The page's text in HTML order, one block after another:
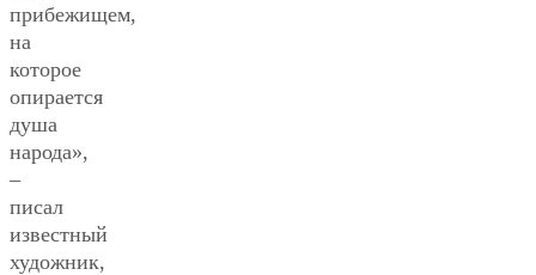
прибежищем,
на
которое
опирается
душа
народа»,
–
писал
известный
художник,